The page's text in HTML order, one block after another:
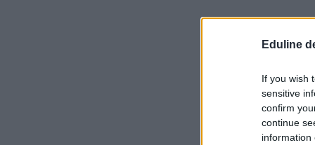
Eduline
If you wish
sensitive
confirm
continue
information